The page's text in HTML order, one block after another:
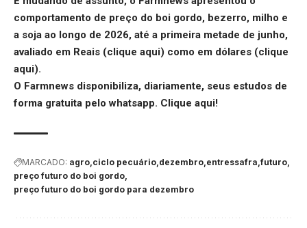
comportamento de preço do boi gordo, bezerro, milho e
a soja ao longo de 2026, até a primeira metade de junho,
avaliado em Reais (clique aqui) como em dólares (clique
aqui).
O Farmnews disponibiliza, diariamente, seus estudos de
forma gratuita pelo whatsapp. Clique aqui!
MARCADO: agro ciclo pecuário dezembro entressafra futuro
preço futuro do boi gordo
preço futuro do boi gordo para dezembro